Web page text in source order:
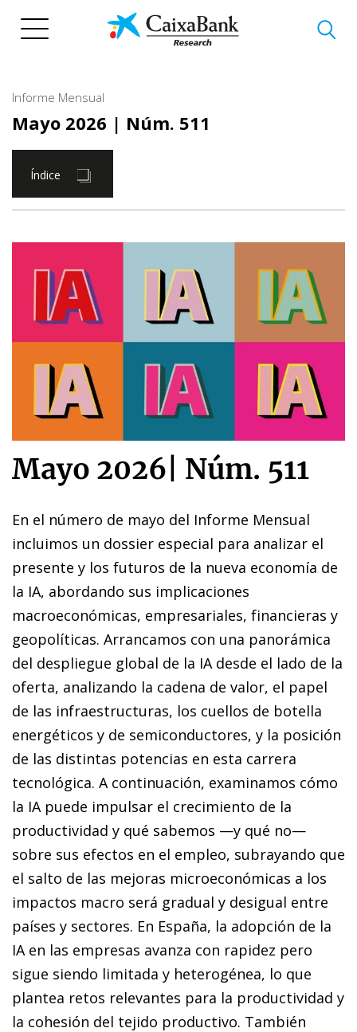
Informe Mensual
Mayo 2026 | Núm. 511
Índice
Mayo 2026 Núm. 511
En el número de mayo del Informe Mensual
incluimos un dossier especial para analizar el
presente y los futuros de la nueva economía de
la IA, abordando sus implicaciones
macroeconómicas, empresariales, financieras y
geopolíticas. Arrancamos con una panorámica
del despliegue global de la IA desde el lado de la
oferta, analizando la cadena de valor, el papel
de las infraestructuras, los cuellos de botella
energéticos y de semiconductores, y la posición
de las distintas potencias en esta carrera
tecnológica. A continuación, examinamos cómo
la IA puede impulsar el crecimiento de la
productividad y qué sabemos —y qué no—
sobre sus efectos en el empleo, subrayando que
el salto de las mejoras microeconómicas a los
impactos macro será gradual y desigual entre
países y sectores. En España, la adopción de la
IA en las empresas avanza con rapidez pero
sigue siendo limitada y heterogénea, lo que
plantea retos relevantes para la productividad y
la cohesión del tejido productivo. También